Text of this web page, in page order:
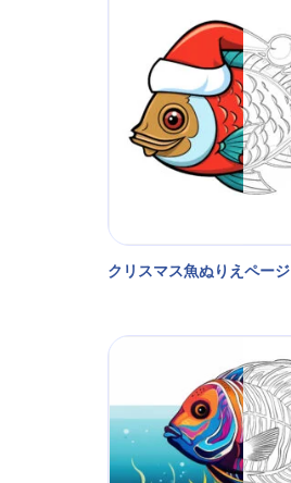
クリスマス魚ぬりえページ